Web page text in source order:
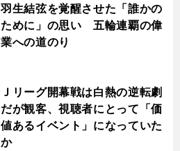
羽生結弦を覚醒させた「誰かの
ために」の思い 五輪連覇の偉
業への道のり
Ｊリーグ開幕戦は白熱の逆転劇
だが観客、視聴者にとって「価
値あるイベント」になっていた
か